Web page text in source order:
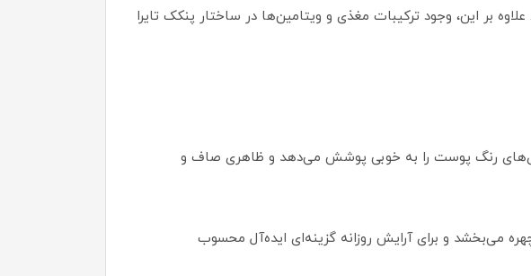
بر این، وجود ترکیبات مغذی و ویتامین‌ها در ساختار پنکک تایرا
رنگ پوست را به خوبی پوشش می‌دهد و ظاهری صاف و
می‌بخشد و برای آرایش روزانه گزینه‌ای ایده‌آل محسوب